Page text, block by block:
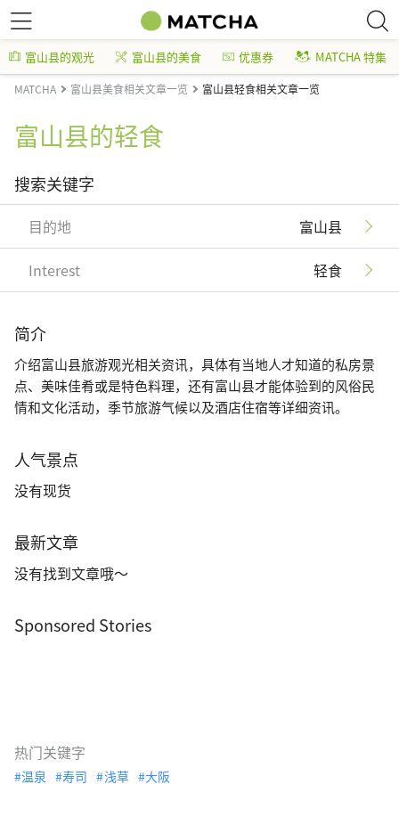
富山县的观光 富山县的美食 优惠券 MATCHA 特集
MATCHA 富山县美食相关文章一览 富山县轻食相关文章一览
富山县的轻食
搜索关键字
目的地 富山县
Interest 轻食
简介
介绍富山县旅游观光相关资讯，具体有当地人才知道的私房景
点、美味佳肴或是特色料理，还有富山县才能体验到的风俗民
情和文化活动，季节旅游气候以及酒店住宿等详细资讯。
人气景点
没有现货
最新文章
没有找到文章哦～
Sponsored Stories
热门关键字
温泉 寿司 浅草 大阪